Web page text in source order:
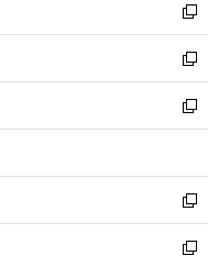
く
で
開
く
ド
ウ
で
開
く
ィ
ン
ド
ウ
で
開
い
ウ
ィ
ン
ド
ウ
開
く
新
し
い
ウ
ィ
ン
ウ
で
開
く
新
し
い
ウ
ン
ド
ウ
で
新
し
ウ
ィ
ン
ド
新
し
い
新